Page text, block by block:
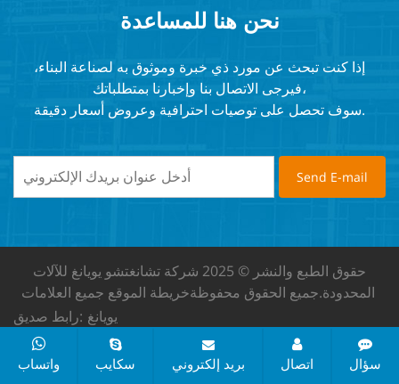
نحن هنا للمساعدة
إذا كنت تبحث عن مورد ذي خبرة وموثوق به لصناعة البناء،
فيرجى الاتصال بنا وإخبارنا بمتطلباتك،
سوف تحصل على توصيات احترافية وعروض أسعار دقيقة.
حقوق الطبع والنشر © 2025 شركة تشانغتشو يويانغ للآلات
المحدودة.جميع الحقوق محفوظةخريطة الموقع جميع العلامات
رابط صديق: يويانغ
واتساب سكايب بريد إلكتروني اتصال سؤال